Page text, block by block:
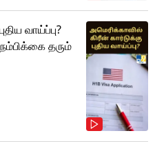
வாய்ப்பு?
தரும்